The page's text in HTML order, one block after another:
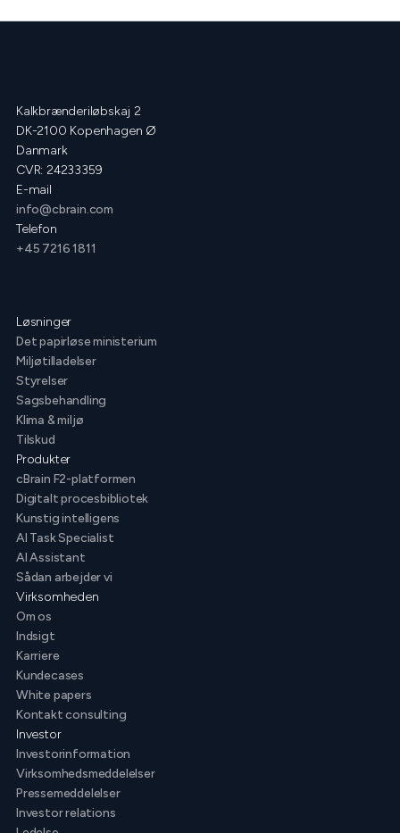
Kalkbrænderiløbskaj 2
DK-2100 Kopenhagen Ø
Danmark
CVR: 24233359
E-mail
info@cbrain.com
Telefon
+45 7216 1811
Løsninger
Det papirløse ministerium
Miljøtilladelser
Styrelser
Sagsbehandling
Klima & miljø
Tilskud
Produkter
cBrain F2-platformen
Digitalt procesbibliotek
Kunstig intelligens
AI Task Specialist
AI Assistant
Sådan arbejder vi
Virksomheden
Om os
Indsigt
Karriere
Kundecases
White papers
Kontakt consulting
Investor
Investorinformation
Virksomhedsmeddelelser
Pressemeddelelser
Investor relations